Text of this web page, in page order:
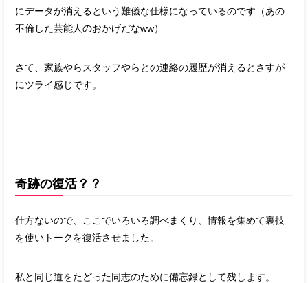
にデータが消えるという難儀な仕様になっているのです（あの
不倫した芸能人のおかげだなww）
さて、家族やらスタッフやらとの連絡の履歴が消えるとさすが
にツライ感じです。
奇跡の復活？？
仕方ないので、ここでいろいろ調べまくり、情報を集めて裏技
を使いトークを復活させました。
私と同じ道をたどった同志のために備忘録として残します。